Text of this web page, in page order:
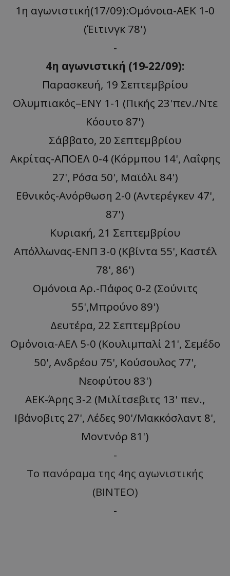
1η αγωνιστική(17/09):Ομόνοια-ΑΕΚ 1-0
(Έιτινγκ 78')
-
4η αγωνιστική (19-22/09):
Παρασκευή, 19 Σεπτεμβρίου
Ολυμπιακός–ΕΝΥ 1-1 (Πικής 23'πεν./Ντε
Κόουτο 87')
Σάββατο, 20 Σεπτεμβρίου
Ακρίτας-ΑΠΟΕΛ 0-4 (Κόρμπου 14', Λαΐφης
27', Ρόσα 50', Μαϊόλι 84')
Εθνικός-Ανόρθωση 2-0 (Αντερέγκεν 47',
87')
Κυριακή, 21 Σεπτεμβρίου
Απόλλωνας-ΕΝΠ 3-0 (Κβίντα 55', Καστέλ
78', 86')
Oμόνοια Αρ.-Πάφος 0-2 (Σούνιτς
55',Μπρούνο 89')
Δευτέρα, 22 Σεπτεμβρίου
Ομόνοια-ΑΕΛ 5-0 (Κουλιμπαλί 21', Σεμέδο
50', Ανδρέου 75', Κούσουλος 77',
Νεοφύτου 83')
ΑΕΚ-Άρης 3-2 (Μιλίτσεβιτς 13' πεν.,
Ιβάνοβιτς 27', Λέδες 90'/Μακκόσλαντ 8',
Μοντνόρ 81')
-
Το πανόραμα της 4ης αγωνιστικής
(ΒΙΝΤΕΟ)
-